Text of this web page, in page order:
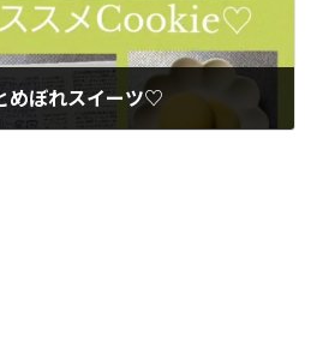
ぼれスイーツ♡